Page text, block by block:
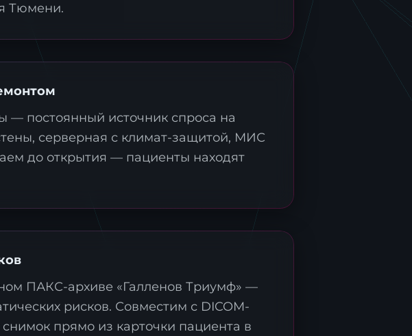
Тюмени.
— постоянный источник спроса на
серверная с климат-защитой, МИС
до открытия — пациенты находят
ПАКС-архиве «Галленов Триумф» —
рисков. Совместим с DICOM-
прямо из карточки пациента в